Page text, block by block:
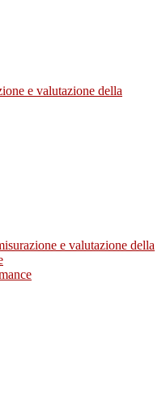
e valutazione della
e valutazione della